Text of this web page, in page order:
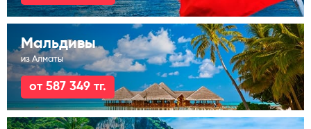
Мальдивы
из Алматы
от 587 349 тг.